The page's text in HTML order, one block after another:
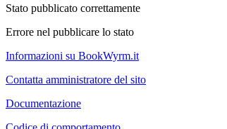
Stato pubblicato correttamente
Errore nel pubblicare lo stato
Informazioni su BookWyrm.it
Contatta amministratore del sito
Documentazione